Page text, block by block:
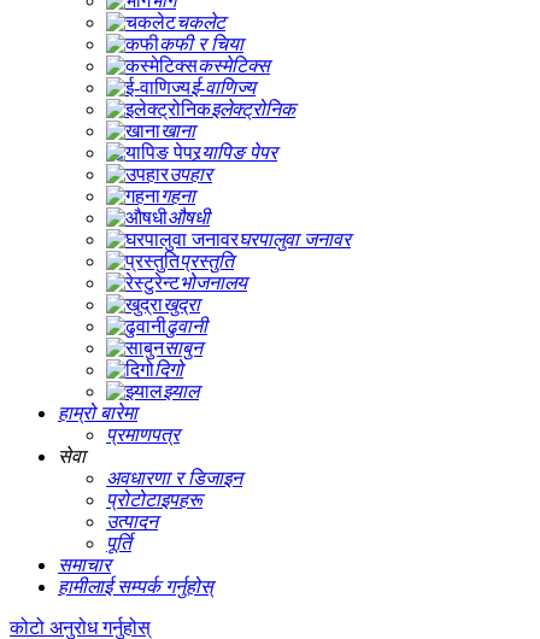
चकलेट
कफी र चिया
कस्मेटिक्स
ई-वाणिज्य
इलेक्ट्रोनिक
खाना
र्‍यापिङ पेपर
उपहार
गहना
औषधी
घरपालुवा जनावर
प्रस्तुति
भोजनालय
खुद्रा
ढुवानी
साबुन
दिगो
झ्याल
हाम्रो बारेमा
प्रमाणपत्र
सेवा
अवधारणा र डिजाइन
प्रोटोटाइपहरू
उत्पादन
पूर्ति
समाचार
हामीलाई सम्पर्क गर्नुहोस्
कोटो अनुरोध गर्नुहोस्